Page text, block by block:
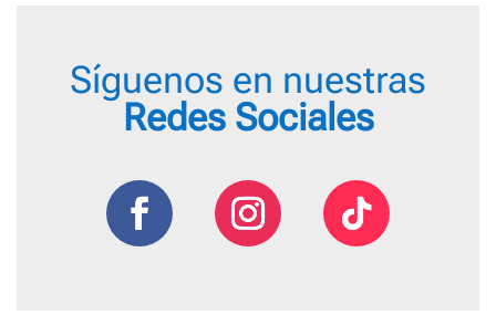
Síguenos en nuestras
Redes Sociales